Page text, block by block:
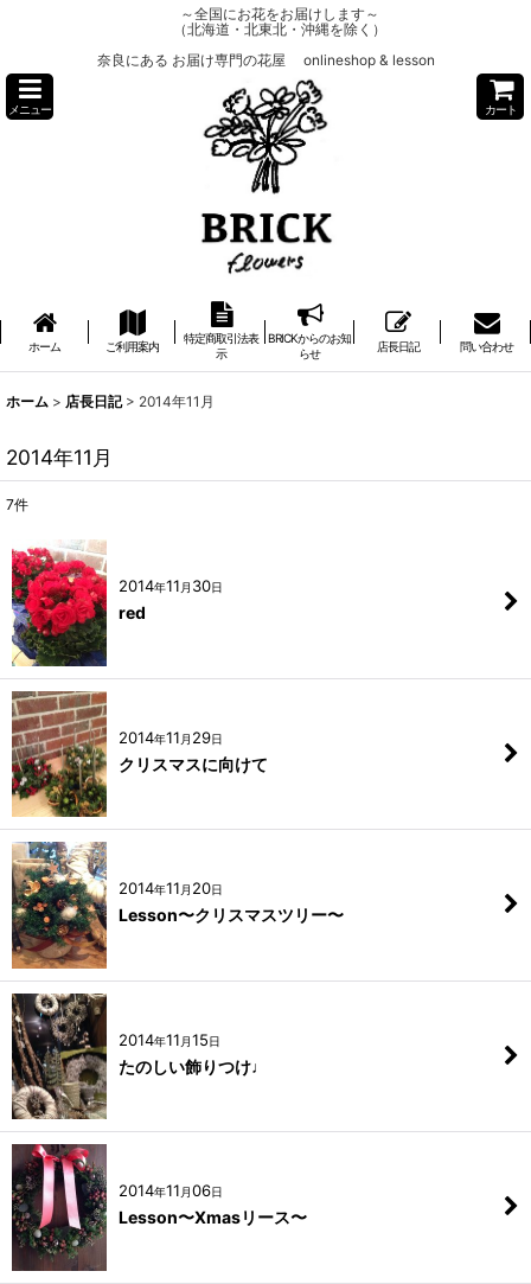
～全国にお花をお届けします～
（北海道・北東北・沖縄を除く）
奈良にある お届け専門の花屋 onlineshop & lesson
メニュー カート
ホーム ご利用案内
特定商取引法表
示
BRICKからのお知
らせ
店長日記 問い合わせ
ホーム > 店長日記 > 2014年11月
2014年11月
7件
2014年11 月 30日
red
2014年11 月 29日
クリスマスに向けて
2014年11 月 20日
Lesson〜クリスマスツリー〜
2014年11 月15日
たのしい飾りつけ♩
2014年11 月06日
Lesson〜Xmasリース〜